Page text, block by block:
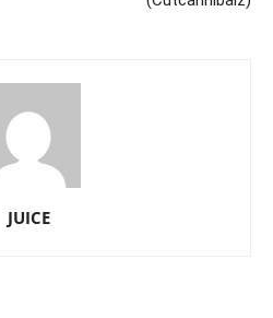
JUICE